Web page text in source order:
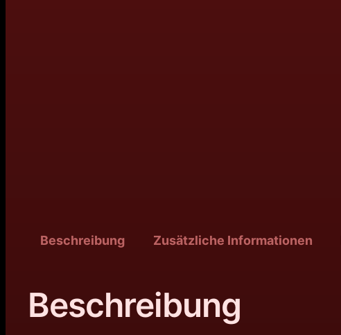
Beschreibung
Zusätzliche Informationen
Beschreibung